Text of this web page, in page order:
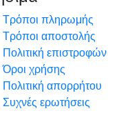
Τρόποι πληρωμής
Τρόποι αποστολής
Πολιτική επιστροφών
Όροι χρήσης
Πολιτική απορρήτου
Συχνές ερωτήσεις